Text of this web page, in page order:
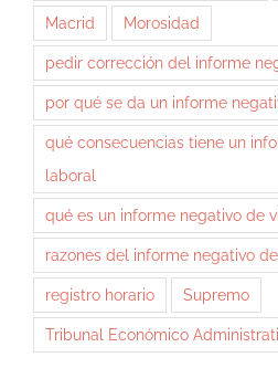
Macrid Morosidad
pedir corrección del informe
por qué se da un informe
qué consecuencias tiene un
laboral
qué es un informe negativo de
razones del informe negativo
registro horario Supremo
Tribunal Económico